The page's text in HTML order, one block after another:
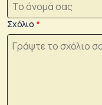
Σχόλιο